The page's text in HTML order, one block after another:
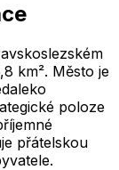
km². Město je
poloze
přátelskou